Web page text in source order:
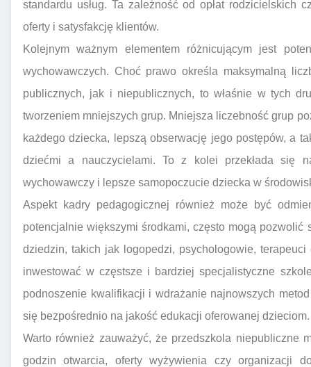
standardu usług. Ta zależność od opłat rodzicielskich
oferty i satysfakcję klientów.
Kolejnym ważnym elementem różnicującym jest
wychowawczych. Choć prawo określa maksymalną
publicznych, jak i niepublicznych, to właśnie w tych
tworzeniem mniejszych grup. Mniejsza liczebność grup
każdego dziecka, lepszą obserwację jego postępów, a
dziećmi a nauczycielami. To z kolei przekłada się
wychowawczy i lepsze samopoczucie dziecka w
Aspekt kadry pedagogicznej również może być
potencjalnie większymi środkami, często mogą
dziedzin, takich jak logopedzi, psychologowie,
inwestować w częstsze i bardziej specjalistyczne
podnoszenie kwalifikacji i wdrażanie najnowszych
się bezpośrednio na jakość edukacji oferowanej dzieciom.
Warto również zauważyć, że przedszkola niepubliczne
godzin otwarcia, oferty wyżywienia czy organizacji